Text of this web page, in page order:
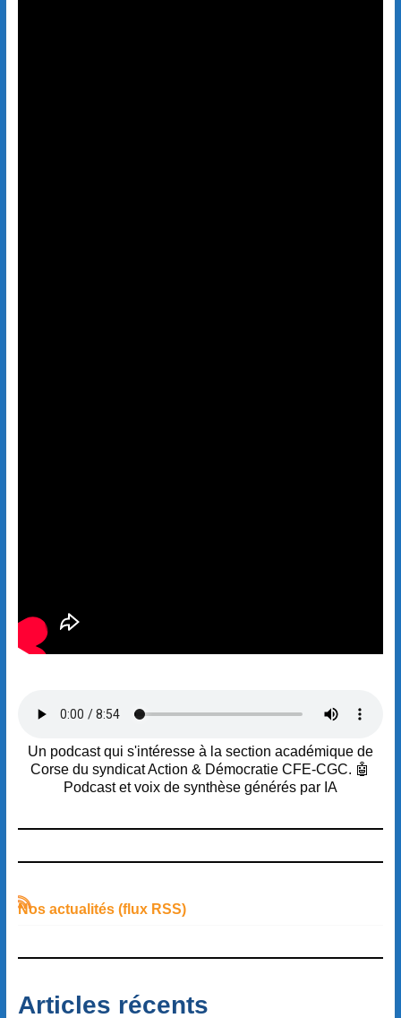
Un podcast qui s'intéresse à la section académique de
Corse du syndicat Action & Démocratie CFE-CGC. 🤖
Podcast et voix de synthèse générés par IA
Nos actualités (flux RSS)
Articles récents